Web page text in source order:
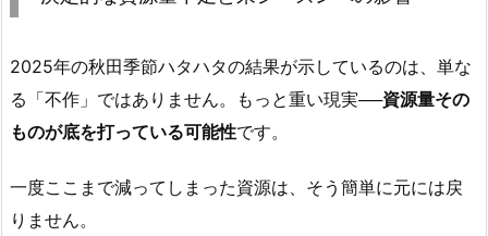
2025年の秋田季節ハタハタの結果が示しているのは、単な
る「不作」ではありません。もっと重い現実──資源量その
ものが底を打っている可能性です。
一度ここまで減ってしまった資源は、そう簡単に元には戻
りません。